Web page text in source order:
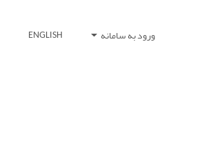
ورود به سامانه ENGLISH